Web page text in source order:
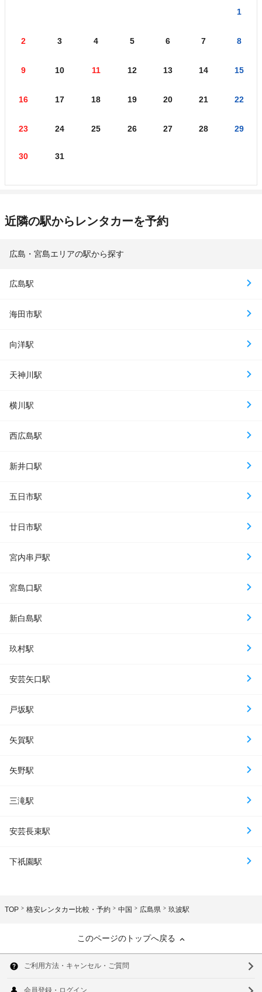
1
2 3 4 5 6 7 8
9 10 11 12 13 14 15
16 17 18 19 20 21 22
23 24 25 26 27 28 29
30 31
近隣の駅からレンタカーを予約
広島・宮島エリアの駅から探す
広島駅
海田市駅
向洋駅
天神川駅
横川駅
西広島駅
新井口駅
五日市駅
廿日市駅
宮内串戸駅
宮島口駅
新白島駅
玖村駅
安芸矢口駅
戸坂駅
矢賀駅
矢野駅
三滝駅
安芸長束駅
下祇園駅
TOP 格安レンタカー比較・予約 中国 広島県 玖波駅
このページのトップへ戻る